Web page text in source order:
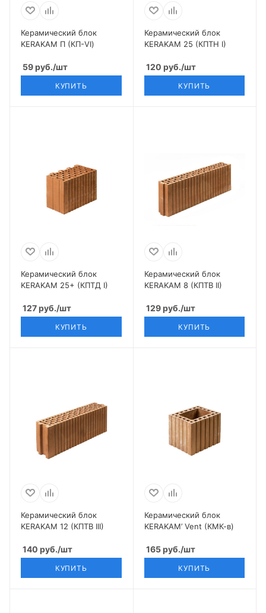
Керамический блок
KERAKAM П (КП-VI)
59руб./шт
КУПИТЬ
Керамический блок
KERAKAM 25 (КПТН I)
120 руб./шт
КУПИТЬ
Керамический блок
KERAKAM 25+ (КПТД I)
127руб./шт
КУПИТЬ
Керамический блок
KERAKAM 8 (КПТВ II)
129руб./шт
КУПИТЬ
Керамический блок
KERAKAM 12 (КПТВ III)
140 руб./шт
КУПИТЬ
Керамический блок
KERAKAM’ Vent (КМК-в)
165руб./шт
КУПИТЬ